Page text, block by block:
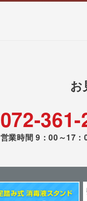
お
072-361-
営業時間 9：00～17：